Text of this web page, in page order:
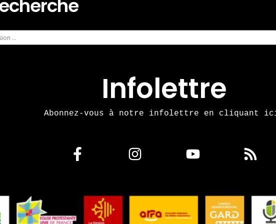
Infolettre
Abonnez-vous à notre infolettre en cliquant